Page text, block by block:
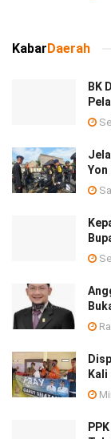
KabarDaerah
BK
Yon